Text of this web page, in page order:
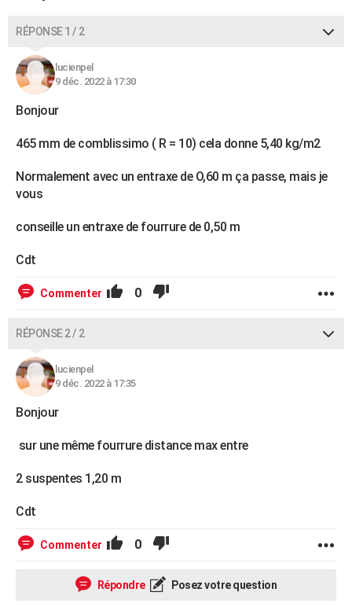
FORUM
Bricolage
Lifestyle
Culture
Sport
Auto
Television
Voyage
Cinema
RÉPONSE 1 / 2
lucienpel
9 déc. 2022 à 17:30
Bonjour
465 mm de comblissimo ( R = 10) cela donne 5,40 kg/m2
Normalement avec un entraxe de O,60 m ça passe, mais je
vous
conseille un entraxe de fourrure de 0,50 m
Cdt
Commenter 0
RÉPONSE 2 / 2
lucienpel
9 déc. 2022 à 17:35
Bonjour
sur une même fourrure distance max entre
2 suspentes 1,20 m
Cdt
Commenter 0
Répondre Posez votre question